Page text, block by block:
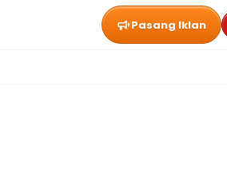
Pasang Iklan